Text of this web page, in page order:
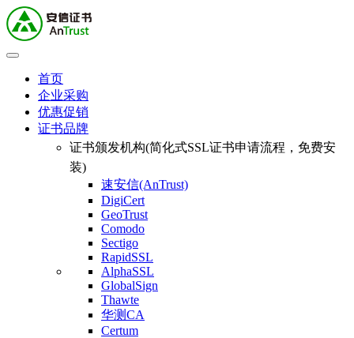
首页
企业采购
优惠促销
证书品牌
证书颁发机构(简化式SSL证书申请流程，免费安
装)
速安信(AnTrust)
DigiCert
GeoTrust
Comodo
Sectigo
RapidSSL
AlphaSSL
GlobalSign
Thawte
华测CA
Certum